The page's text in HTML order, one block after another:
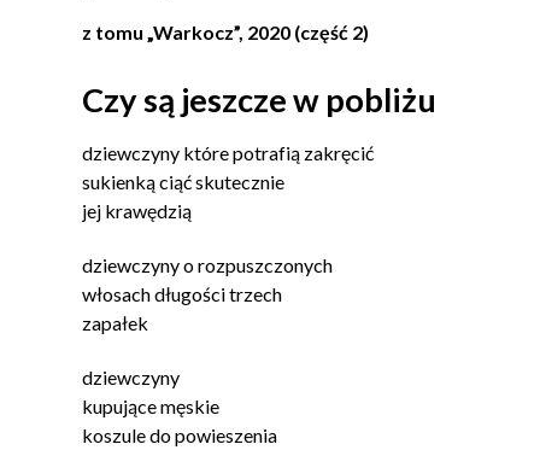
z tomu „Warkocz”, 2020 (część 2)
Czy są jeszcze w pobliżu
dziewczyny które potrafią zakręcić
sukienką ciąć skutecznie
jej krawędzią
dziewczyny o rozpuszczonych
włosach długości trzech
zapałek
dziewczyny
kupujące męskie
koszule do powieszenia